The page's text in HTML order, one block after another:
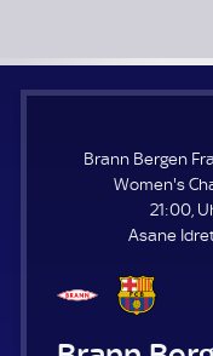
Brann Bergen
Women's
21:00,
Asane